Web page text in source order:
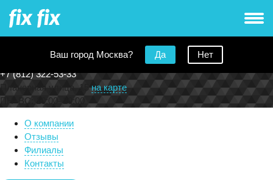
Ваш город Москва? Да Нет
А-Айсберг Петербург
+7 (812) 322-53-33
Планерная улица, 15
на карте
ПН
ВС 10:00 20:00
О компании
Отзывы
Филиалы
Контакты